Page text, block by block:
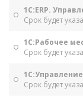
1С:ERP.
Срок будет
1С:Рабочее
Срок будет
Срок будет